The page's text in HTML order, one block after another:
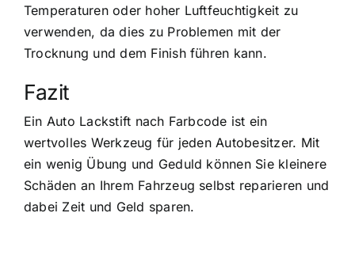
Temperaturen oder hoher Luftfeuchtigkeit zu
verwenden, da dies zu Problemen mit der
Trocknung und dem Finish führen kann.
Fazit
Ein Auto Lackstift nach Farbcode ist ein
wertvolles Werkzeug für jeden Autobesitzer. Mit
ein wenig Übung und Geduld können Sie kleinere
Schäden an Ihrem Fahrzeug selbst reparieren und
dabei Zeit und Geld sparen.